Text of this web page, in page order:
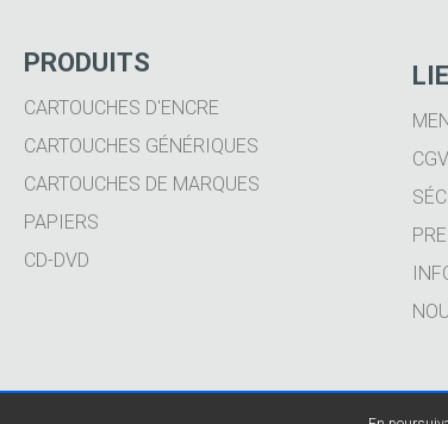
PRODUITS
CARTOUCHES D'ENCRE
CARTOUCHES GÉNÉRIQUES
CARTOUCHES DE MARQUES
PAPIERS
CD-DVD
CGV